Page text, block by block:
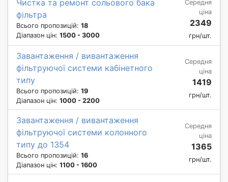
Чистка та ремонт сольового бака
фільтра
Всього пропозицій: 18
Діапазон цін: 1500 - 3000
Середня
ціна
2349
грн/шт.
Завантаження / вивантаження
фільтруючої системи кабінетного
типу
Всього пропозицій: 19
Діапазон цін: 1000 - 2200
Середня
ціна
1419
грн/шт.
Завантаження / вивантаження
фільтруючої системи колонного
типу до 1354
Всього пропозицій: 16
Діапазон цін: 1100 - 1600
Середня
ціна
1365
грн/шт.